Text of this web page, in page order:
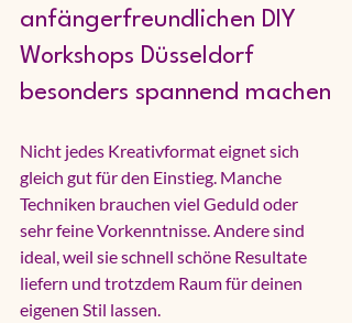
anfängerfreundlichen DIY
Workshops Düsseldorf
besonders spannend machen
Nicht jedes Kreativformat eignet sich
gleich gut für den Einstieg. Manche
Techniken brauchen viel Geduld oder
sehr feine Vorkenntnisse. Andere sind
ideal, weil sie schnell schöne Resultate
liefern und trotzdem Raum für deinen
eigenen Stil lassen.